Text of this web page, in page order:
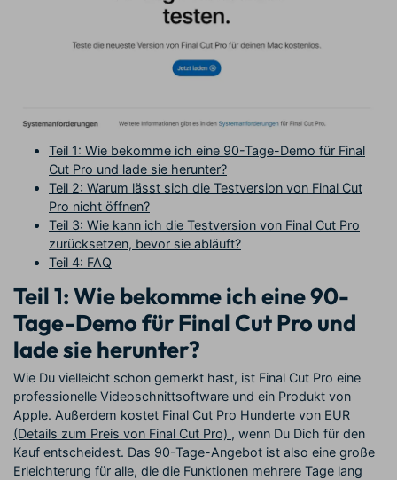
Teil 1: Wie bekomme ich eine 90-Tage-Demo für Final
Cut Pro und lade sie herunter?
Teil 2: Warum lässt sich die Testversion von Final Cut
Pro nicht öffnen?
Teil 3: Wie kann ich die Testversion von Final Cut Pro
zurücksetzen, bevor sie abläuft?
Teil 4: FAQ
Teil 1: Wie bekomme ich eine 90-
Tage-Demo für Final Cut Pro und
lade sie herunter?
Wie Du vielleicht schon gemerkt hast, ist Final Cut Pro eine
professionelle Videoschnittsoftware und ein Produkt von
Apple. Außerdem kostet Final Cut Pro Hunderte von EUR
(Details zum Preis von Final Cut Pro) , wenn Du Dich für den
Kauf entscheidest. Das 90-Tage-Angebot ist also eine große
Erleichterung für alle, die die Funktionen mehrere Tage lang